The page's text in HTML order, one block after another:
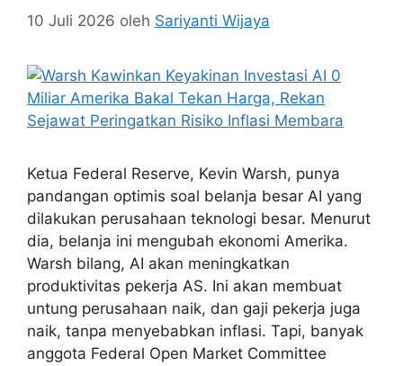
10 Juli 2026 oleh Sariyanti Wijaya
Ketua Federal Reserve, Kevin Warsh, punya
pandangan optimis soal belanja besar AI yang
dilakukan perusahaan teknologi besar. Menurut
dia, belanja ini mengubah ekonomi Amerika.
Warsh bilang, AI akan meningkatkan
produktivitas pekerja AS. Ini akan membuat
untung perusahaan naik, dan gaji pekerja juga
naik, tanpa menyebabkan inflasi. Tapi, banyak
anggota Federal Open Market Committee